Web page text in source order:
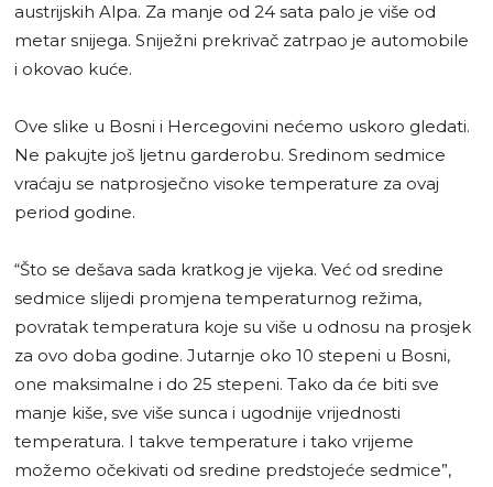
austrijskih Alpa. Za manje od 24 sata palo je više od
metar snijega. Sniježni prekrivač zatrpao je automobile
i okovao kuće.
Ove slike u Bosni i Hercegovini nećemo uskoro gledati.
Ne pakujte još ljetnu garderobu. Sredinom sedmice
vraćaju se natprosječno visoke temperature za ovaj
period godine.
“Što se dešava sada kratkog je vijeka. Već od sredine
sedmice slijedi promjena temperaturnog režima,
povratak temperatura koje su više u odnosu na prosjek
za ovo doba godine. Jutarnje oko 10 stepeni u Bosni,
one maksimalne i do 25 stepeni. Tako da će biti sve
manje kiše, sve više sunca i ugodnije vrijednosti
temperatura. I takve temperature i tako vrijeme
možemo očekivati od sredine predstojeće sedmice”,